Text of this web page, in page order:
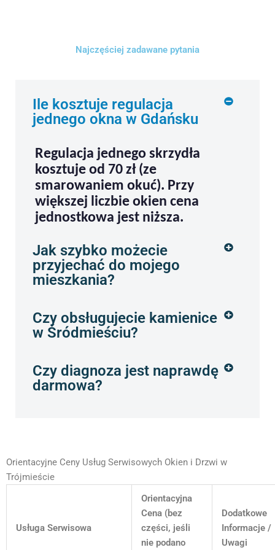
Najczęściej zadawane pytania
Ile kosztuje regulacja
jednego okna w Gdańsku
Regulacja jednego skrzydła
kosztuje od 70 zł (ze
smarowaniem okuć). Przy
większej liczbie okien cena
jednostkowa jest niższa.
Jak szybko możecie
przyjechać do mojego
mieszkania?
Czy obsługujecie kamienice
w Śródmieściu?
Czy diagnoza jest naprawdę
darmowa?
Orientacyjne Ceny Usług Serwisowych Okien i Drzwi w
Trójmieście
Usługa Serwisowa
Orientacyjna
Cena (bez
części, jeśli
nie podano
Dodatkowe
Informacje /
Uwagi